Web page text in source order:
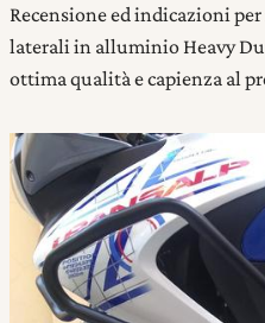
Recensione ed indicazioni
laterali in alluminio Heavy
ottima qualità e capienza al